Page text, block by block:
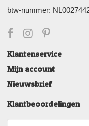
btw-nummer:
Klantenservice
Mijn account
Nieuwsbrief
Klantbeoordelingen